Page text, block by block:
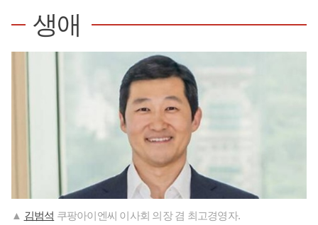
생애
▲ 김범석 쿠팡아이엔씨 이사회 의장 겸 최고경영자.